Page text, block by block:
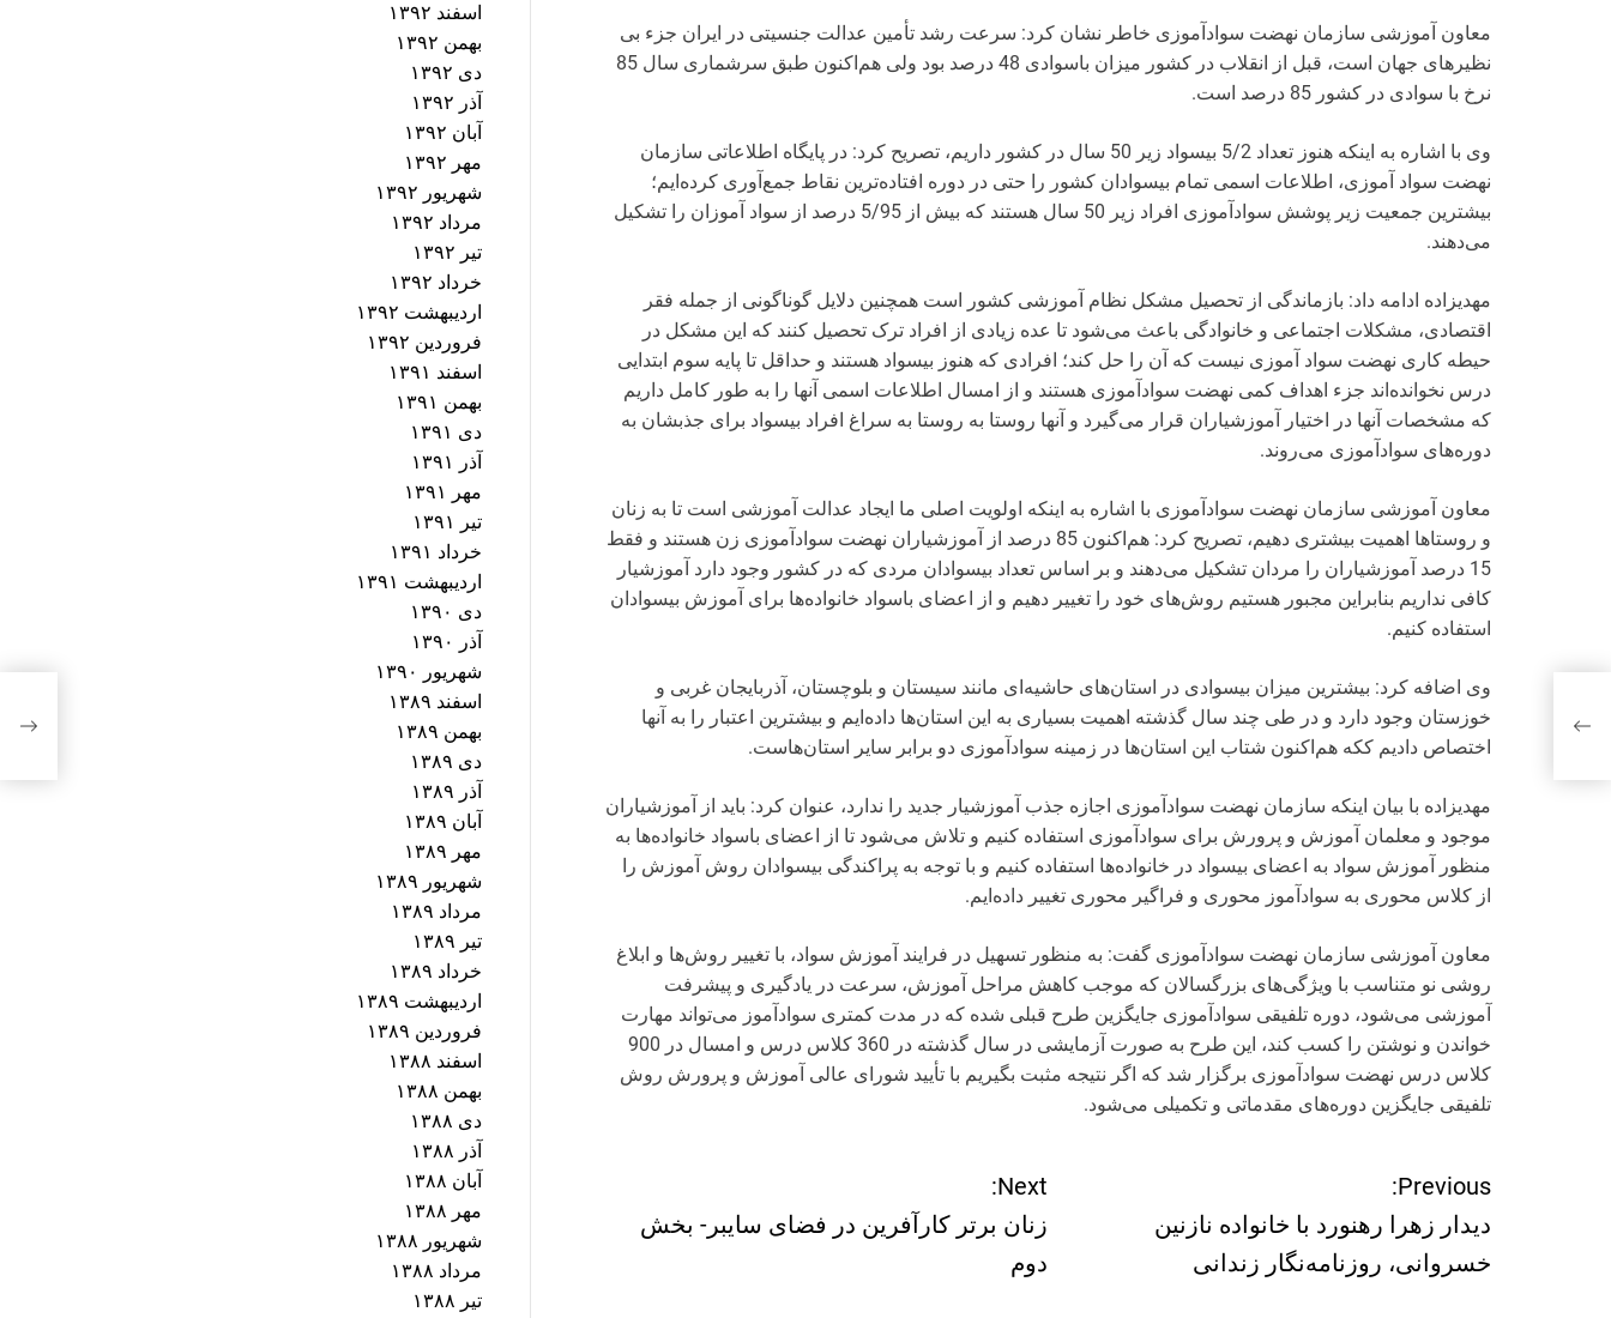
معاون آموزشی سازمان نهضت سواد‌آموزی خاطر نشان کرد: سرعت رشد تأمین عدالت جنسیتی در ایران جزء بی
نظیرهای جهان است، قبل از انقلاب در کشور میزان باسوادی 48 درصد بود ولی هم‌اکنون طبق سرشماری سال 85
نرخ با سوادی در کشور 85 درصد است.
وی با اشاره به اینکه هنوز تعداد 5/2 بیسواد زیر 50 سال در کشور داریم، ‌تصریح کرد: در پایگاه اطلاعاتی سازمان
نهضت سواد آموزی، اطلاعات اسمی تمام بیسوادان کشور را حتی در دوره ‌افتاد‌ه‌ترین نقاط جمع‌آوری کرده‌ایم؛
بیشترین جمعیت زیر پوشش سواد‌آموزی افراد زیر 50 سال هستند که بیش از 5/95 درصد از سواد آموزان را تشکیل
می‌دهند.
مهدیزاده ادامه داد: بازماندگی از تحصیل مشکل نظام آموزشی کشور است همچنین دلایل گوناگونی از جمله فقر
اقتصادی، مشکلات اجتماعی و خانوادگی باعث می‌شود تا عده زیادی از افراد ترک تحصیل کنند که این مشکل در
حیطه کاری نهضت سواد آموزی نیست که آن را حل کند؛ افرادی که هنوز بیسواد هستند و حداقل تا پایه سوم ابتدایی
درس نخوانده‌اند جزء اهداف کمی نهضت سواد‌آموزی هستند و از امسال اطلاعات اسمی آنها را به طور کامل داریم
که مشخصات آنها در اختیار آموزشیاران قرار می‌گیرد و آنها روستا به روستا به سراغ افراد بیسواد برای جذبشان به
دوره‌های سوادآموزی می‌روند.
معاون آموزشی سازمان نهضت سواد‌آموزی با اشاره به اینکه اولویت اصلی ما ایجاد عدالت آموزشی است تا به زنان
و روستاها اهمیت بیشتری دهیم، تصریح کرد: هم‌اکنون 85 درصد از آموزشیاران نهضت سواد‌آموزی زن هستند و فقط
15 درصد آموزشیاران را مردان تشکیل می‌دهند و بر اساس تعداد بیسوادان مردی که در کشور وجود دارد آموزشیار
کافی نداریم بنابراین مجبور هستیم روش‌های خود را تغییر دهیم و از اعضای باسواد خانواده‌ها برای آموزش بیسوادان
استفاده کنیم.
وی اضافه کرد: بیشترین میزان بیسوادی در استان‌های حاشیه‌ای مانند سیستان و بلوچستان،‌ آذربایجان غربی و
خوزستان وجود دارد و در طی چند سال گذشته اهمیت بسیاری به این استان‌ها داده‌ایم و بیشترین اعتبار را به آنها
اختصاص دادیم ککه هم‌اکنون شتاب این استان‌ها در زمینه سواد‌آموزی دو برابر سایر استان‌هاست.
مهدیزاده با بیان اینکه سازمان نهضت سواد‌آموزی اجازه جذب آموزشیار جدید را ندارد، عنوان کرد: باید از آموزشیاران
موجود و معلمان آموزش و پرورش برای سواد‌آموزی استفاده کنیم و تلاش می‌‌شود تا از اعضای باسواد خانواده‌ها به
منظور آموزش سواد به اعضای بیسواد در خانواده‌ها استفاده کنیم و با توجه به پراکندگی بیسوادان روش آموزش را
از کلاس محوری به سواد‌آموز محوری و فراگیر محوری تغییر داده‌ایم.
معاون آموزشی سازمان نهضت سواد‌آموزی گفت: به منظور تسهیل در فرایند آموزش سواد، با تغییر روش‌ها و ابلاغ
روشی نو متناسب با ویژگی‌های بزرگسالان که موجب کاهش مراحل آموزش، سرعت در یادگیری و پیشرفت
آموزشی می‌شود، دوره تلفیقی سوادآموزی جایگزین طرح قبلی شده که در مدت کمتری سوادآموز می‌تواند مهارت
خواندن و نوشتن را کسب کند، این طرح به صورت آزمایشی در سال گذشته در 360 کلاس درس و امسال در 900
کلاس درس نهضت سواد‌آموزی برگزار شد که اگر نتیجه مثبت بگیریم با تأیید شورای عالی آموزش و پرورش روش
تلفیقی جایگزین دوره‌های مقدماتی و تکمیلی می‌شود.
ر
ا
Previous:
دیدار زهرا رهنورد با خانواده نازنین
خسروانی، روزنامه‌نگار زندانی
Next:
زنان برتر کارآفرین در فضای سایبر- بخش
دوم
اسفند ۱۳۹۲
بهمن ۱۳۹۲
دی ۱۳۹۲
آذر ۱۳۹۲
آبان ۱۳۹۲
مهر ۱۳۹۲
شهریور ۱۳۹۲
مرداد ۱۳۹۲
تیر ۱۳۹۲
خرداد ۱۳۹۲
اردیبهشت ۱۳۹۲
فروردین ۱۳۹۲
اسفند ۱۳۹۱
بهمن ۱۳۹۱
دی ۱۳۹۱
آذر ۱۳۹۱
مهر ۱۳۹۱
تیر ۱۳۹۱
خرداد ۱۳۹۱
اردیبهشت ۱۳۹۱
دی ۱۳۹۰
آذر ۱۳۹۰
شهریور ۱۳۹۰
اسفند ۱۳۸۹
بهمن ۱۳۸۹
دی ۱۳۸۹
آذر ۱۳۸۹
آبان ۱۳۸۹
مهر ۱۳۸۹
شهریور ۱۳۸۹
مرداد ۱۳۸۹
تیر ۱۳۸۹
خرداد ۱۳۸۹
اردیبهشت ۱۳۸۹
فروردین ۱۳۸۹
اسفند ۱۳۸۸
بهمن ۱۳۸۸
دی ۱۳۸۸
آذر ۱۳۸۸
آبان ۱۳۸۸
مهر ۱۳۸۸
شهریور ۱۳۸۸
مرداد ۱۳۸۸
تیر ۱۳۸۸